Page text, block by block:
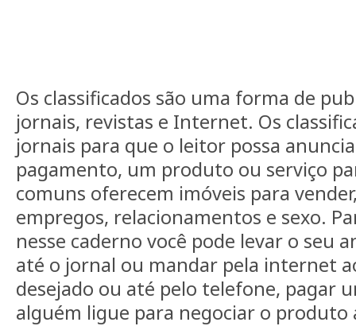
Os classificados são uma forma de
jornais, revistas e Internet. Os
jornais para que o leitor possa
pagamento, um produto ou serviço
comuns oferecem imóveis para
empregos, relacionamentos e sexo.
nesse caderno você pode levar o seu
até o jornal ou mandar pela internet
desejado ou até pelo telefone, pagar
alguém ligue para negociar o produto